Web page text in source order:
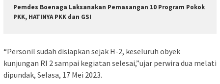
Pemdes Boenaga Laksanakan Pemasangan 10 Program Pokok
PKK, HATINYA PKK dan GSI
“Personil sudah disiapkan sejak H-2, keseluruh obyek
kunjungan RI 2 sampai kegiatan selesai,”ujar perwira dua melati
dipundak, Selasa, 17 Mei 2023.